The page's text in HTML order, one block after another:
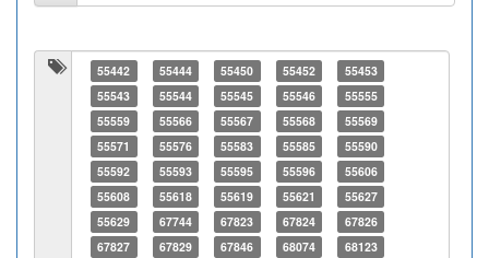
55442 55444 55450 55452
55453
55543
55544 55545 55546
55555
55559
55566 55567 55568
55569
55571
55576 55583 55585
55590
55592
55593 55595 55596
55606
55608
55618 55619 55621
55627
55629
67744 67823 67824
67826
67827
67829 67846 68074 68123